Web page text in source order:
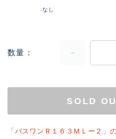
なし
数量
SOLD
「バスワンＲ１６３ＭＬー２」